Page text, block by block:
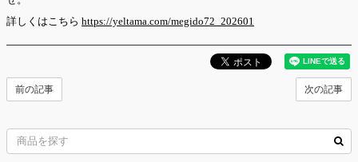
詳しくはこちら https://yeltama.com/megido72_202601
次の記事
前の記事